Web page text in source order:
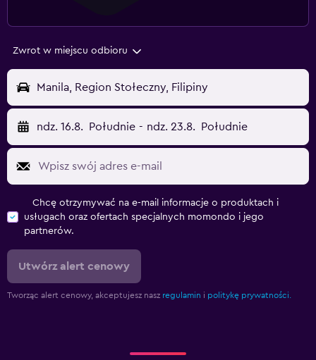
Zwrot w miejscu odbioru
Manila, Region Stołeczny, Filipiny
ndz. 16.8. Południe - ndz. 23.8. Południe
Chcę otrzymywać na e-mail informacje o produktach i
usługach oraz ofertach specjalnych momondo i jego
partnerów.
Utwórz alert cenowy
Tworząc alert cenowy, akceptujesz nasz regulamin i politykę prywatności.